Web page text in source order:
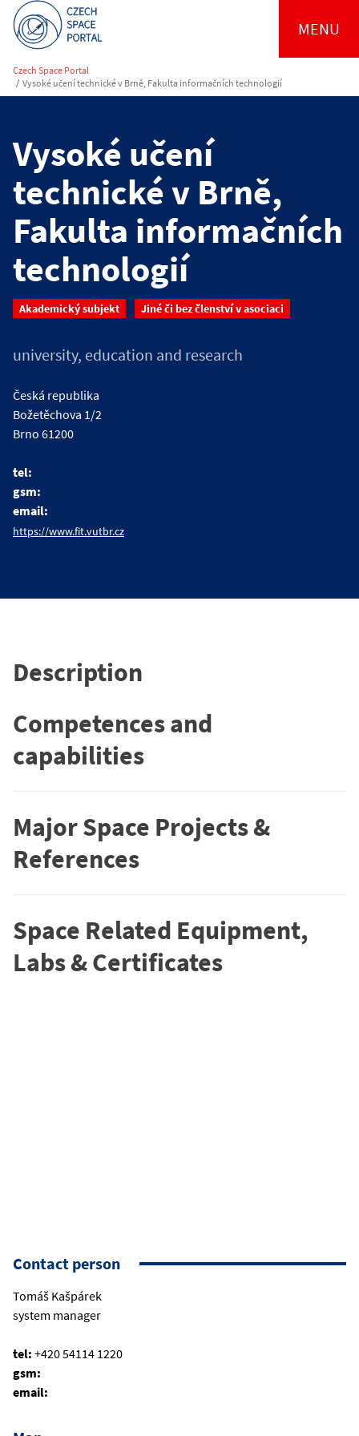
MENU
Czech Space Portal
/ Vysoké učení technické v Brně, Fakulta informačních technologií
Vysoké učení
technické v Brně,
Fakulta informačních
technologií
Akademický subjekt Jiné či bez členství v asociaci
university, education and research
Česká republika
Božetěchova 1/2
Brno 61200
tel:
gsm:
email:
https://www.fit.vutbr.cz
Description
Competences and
capabilities
Major Space Projects &
References
Space Related Equipment,
Labs & Certificates
Contact person
Tomáš Kašpárek
system manager
tel: +420 54114 1220
gsm:
email: